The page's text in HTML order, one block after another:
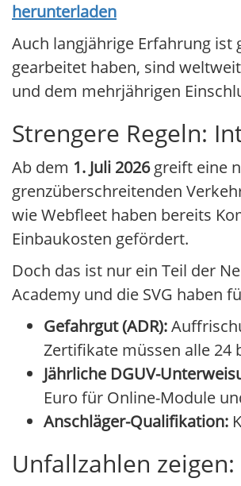
herunterladen
Auch langjährige Erfahrung ist
gearbeitet haben, sind
und dem mehrjährigen
Strengere Regeln:
Ab dem 1. Juli 2026greift eine
grenzüberschreitenden
wie Webfleet haben bereits
Einbaukosten gefördert.
Doch das ist nur ein Teil der
Academy und die SVG haben
Gefahrgut (ADR):
Zertifikate müssen alle 24
Jährliche DGUV-
Euro für Online-Module
Anschläger-Qualifikation:
Unfallzahlen